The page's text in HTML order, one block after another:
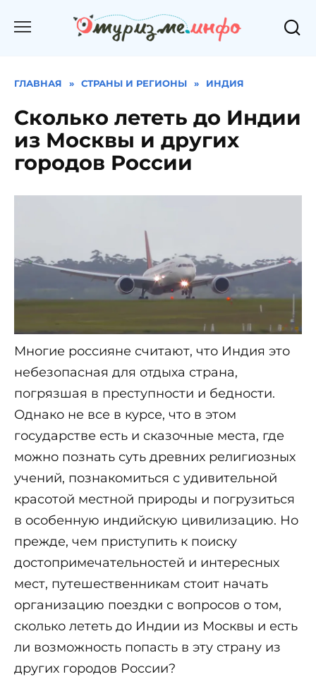
ГЛАВНАЯ » СТРАНЫ И РЕГИОНЫ » ИНДИЯ
Сколько лететь до Индии
из Москвы и других
городов России
Многие россияне считают, что Индия это
небезопасная для отдыха страна,
погрязшая в преступности и бедности.
Однако не все в курсе, что в этом
государстве есть и сказочные места, где
можно познать суть древних религиозных
учений, познакомиться с удивительной
красотой местной природы и погрузиться
в особенную индийскую цивилизацию. Но
прежде, чем приступить к поиску
достопримечательностей и интересных
мест, путешественникам стоит начать
организацию поездки с вопросов о том,
сколько лететь до Индии из Москвы и есть
ли возможность попасть в эту страну из
других городов России?